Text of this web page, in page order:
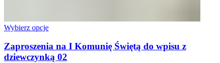
Wybierz opcje
Zaproszenia na I Komunię Świętą do wpisu z
dziewczynką 02